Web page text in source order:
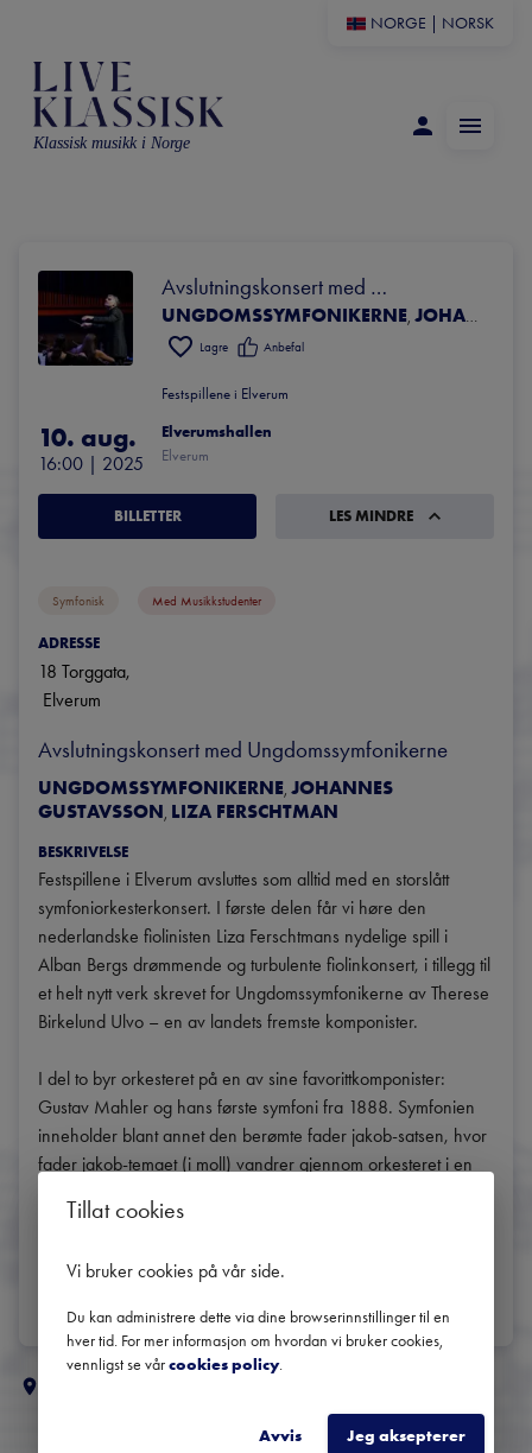
NORGE NORSK
Klassisk musikk i Norge
Avslutningskonsert med
Ungdomssymfonikerne
UNGDOMSSYMFONIKERNE, JOHANNES GUSTAVSSON
Lagre Anbefal
Festspillene i Elverum
10. aug.
16:00 | 2025
Elverumshallen
Elverum
BILLETTER LES MINDRE
Symfonisk Med Musikkstudenter
ADRESSE
18 Torggata,
Elverum
Avslutningskonsert med Ungdomssymfonikerne
UNGDOMSSYMFONIKERNE JOHANNES
GUSTAVSSON LIZA FERSCHTMAN
BESKRIVELSE
Festspillene i Elverum avsluttes som alltid med en storslått
symfoniorkesterkonsert. I første delen får vi høre den
nederlandske fiolinisten Liza Ferschtmans nydelige spill i
Alban Bergs drømmende og turbulente fiolinkonsert, i tillegg til
et helt nytt verk skrevet for Ungdomssymfonikerne av Therese
Birkelund Ulvo – en av landets fremste komponister.
I del to byr orkesteret på en av sine favorittkomponister:
Gustav Mahler og hans første symfoni fra 1888. Symfonien
inneholder blant annet den berømte fader jakob-satsen, hvor
fader jakob-temaet (i moll) vandrer gjennom orkesteret i en
Tillat cookies
Vi bruker cookies på vår side.
Du kan administrere dette via dine browserinnstillinger til en
hver tid. For mer informasjon om hvordan vi bruker cookies,
vennligst se vårcookies policy.
Avvis Jeg aksepterer